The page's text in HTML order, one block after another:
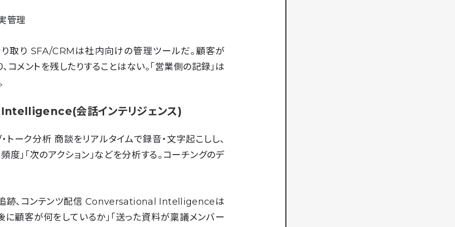
管理
取り SFA/CRMは社内向けの管理ツールだ。顧客が
コメントを残したりすることはない。「営業側の記録」は
会話インテリジェンス)
トーク分析 商談をリアルタイムで録音・文字起こしし、
度」「次のアクション」などを分析する。コーチングのデ
跡、コンテンツ配信 Conversational Intelligenceは
に顧客が何をしているか」「送った資料が稟議メンバー